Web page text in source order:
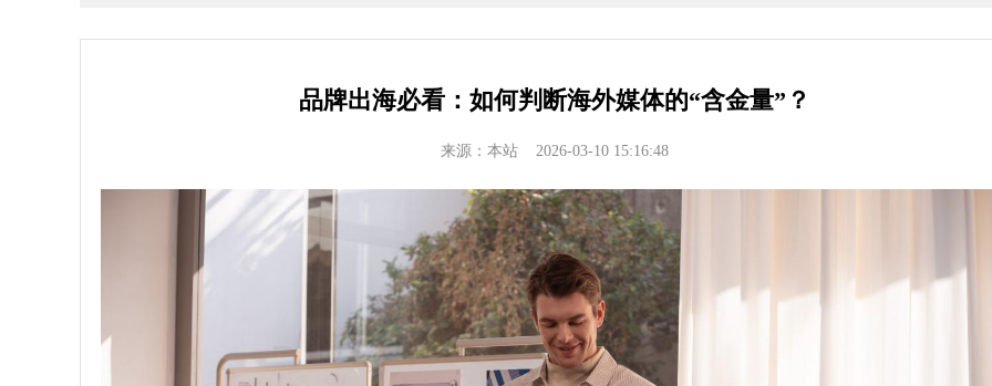
品牌出海必看：如何判断海外媒体的“含金量”？
来源：本站 2026-03-10 15:16:48